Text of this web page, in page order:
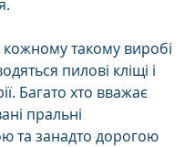
такому виробі
пилові кліщі і
Багато хто вважає
пральні
та занадто дорогою